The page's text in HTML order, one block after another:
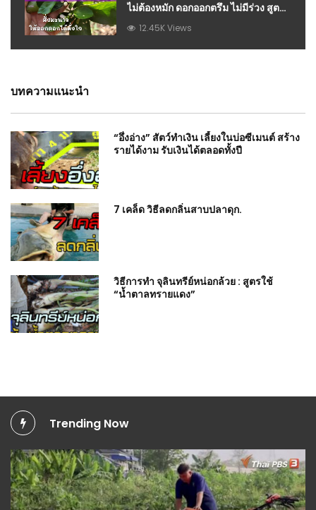
ไม่ต้องหมัก ดอกออกตรึม ไม่มีร่วง สูตร
นี้เห็นผล 100% : วีดีโอ เกษตร
12.45K Views
บทความแนะนำ
“อึ่งอ่าง” สัตว์ทำเงิน เลี้ยงในบ่อซีเมนต์ สร้าง
รายได้งาม รับเงินได้ตลอดทั้งปี
7 เคล็ด วิธีลดกลิ่นสาบปลาดุก.
วิธีการทำ จุลินทรีย์หน่อกล้วย : สูตรใช้
“น้ำตาลทรายแดง”
Trending Now